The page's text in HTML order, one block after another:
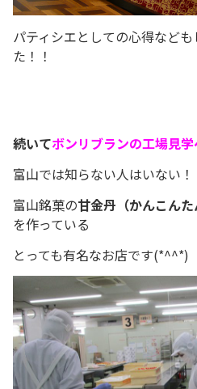
パティシエとしての心得など
た！！
続いてボンリブランの工場見
富山では知らない人はいない！
富山銘菓の甘金丹（かんこんた
を作っている
とっても有名なお店です(*^^*)